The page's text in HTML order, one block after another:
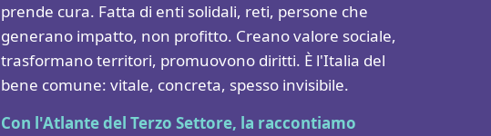
prende cura. Fatta di enti solidali, reti, persone che
generano impatto, non profitto. Creano valore sociale,
trasformano territori, promuovono diritti. È l'Italia del
bene comune: vitale, concreta, spesso invisibile.
Con l'Atlante del Terzo Settore, la raccontiamo